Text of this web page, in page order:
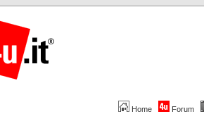
Home Forum